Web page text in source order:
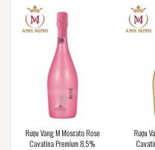
Rượu Vang M Moscato Rose
Cavatina Premium 8,5%
Rượu